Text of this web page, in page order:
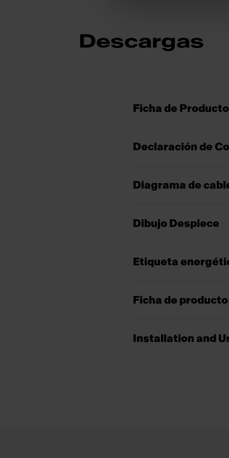
Descargas
Ficha de Producto
Declaración de
Diagrama de
Dibujo Despiece
Etiqueta
Ficha de producto
Installation and